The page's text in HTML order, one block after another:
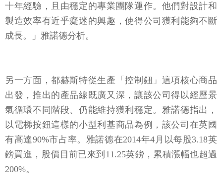
十年經驗，且由穩定的專業團隊運作。他們對設計和
製造效率有近乎癡迷的興趣，使得公司獲利能夠不斷
成長。」雅諾德分析。
另一方面，都赫斯特從生產「控制鈕」這項核心商品
出發，推出的產品線既廣又深，讓該公司得以經歷景
氣循環不同階段、仍能維持獲利穩定。雅諾德指出，
以電梯按鈕這樣的小型利基商品為例，該公司在英國
有高達90%市占率。雅諾德在2014年4月以每股3.18英
鎊買進，股價目前已來到11.25英鎊，累積漲幅也超過
200%。